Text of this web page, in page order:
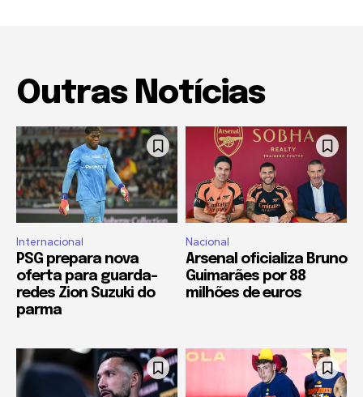
Outras Notícias
Internacional
PSG prepara nova
oferta para guarda-
redes Zion Suzuki do
parma
Nacional
Arsenal oficializa Bruno
Guimarães por 88
milhões de euros